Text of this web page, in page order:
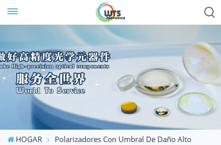
HOGAR Polarizadores Con Umbral De Daño Alto